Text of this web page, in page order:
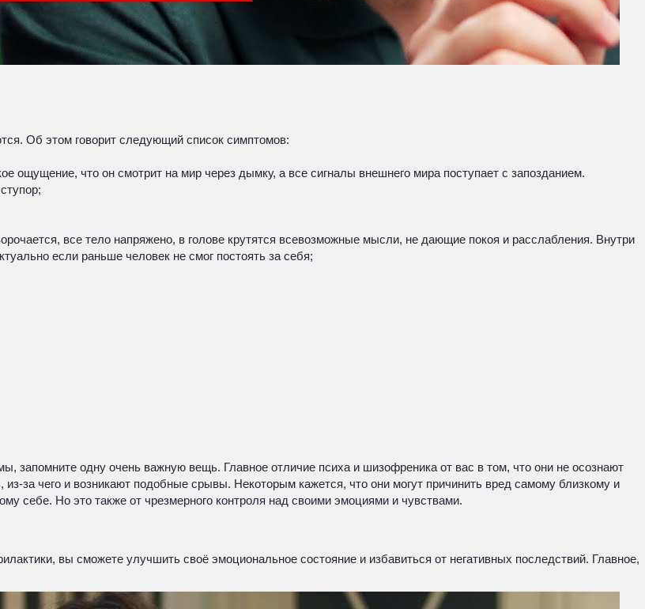
Об этом говорит следующий список симптомов:
ощущение, что он смотрит на мир через дымку, а все сигналы внешнего мира поступает с запозданием.
все тело напряжено, в голове крутятся всевозможные мысли, не дающие покоя и расслабления. Внутри
если раньше человек не смог постоять за себя;
запомните одну очень важную вещь. Главное отличие психа и шизофреника от вас в том, что они не осознают
за чего и возникают подобные срывы. Некоторым кажется, что они могут причинить вред самому близкому и
себе. Но это также от чрезмерного контроля над своими эмоциями и чувствами.
вы сможете улучшить своё эмоциональное состояние и избавиться от негативных последствий. Главное,